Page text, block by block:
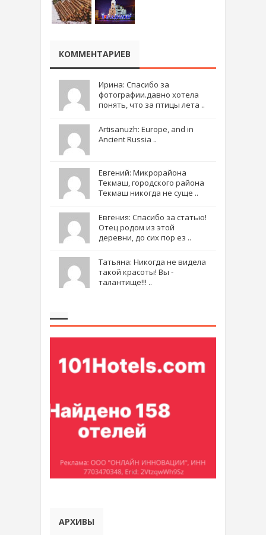
КОММЕНТАРИЕВ
Ирина: Спасибо за
фотографии.давно хотела
понять, что за птицы лета ..
Artisanuzh: Europe, and in
Ancient Russia ..
Евгений: Микрорайона
Текмаш, городского района
Текмаш никогда не суще ..
Евгения: Спасибо за статью!
Отец родом из этой
деревни, до сих пор ез ..
Татьяна: Никогда не видела
такой красоты! Вы -
талантище!!! ..
АРХИВЫ